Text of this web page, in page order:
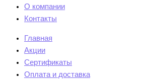
О компании
Контакты
Главная
Акции
Сертификаты
Оплата и доставка